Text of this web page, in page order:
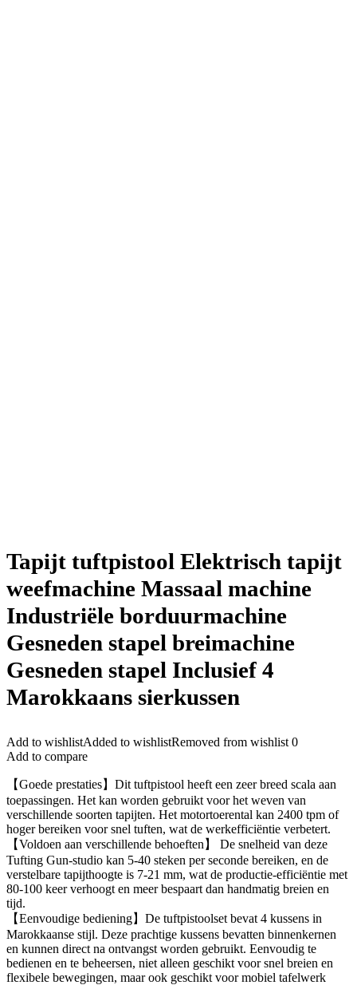
Tapijt tuftpistool Elektrisch tapijt
weefmachine Massaal machine
Industriële borduurmachine
Gesneden stapel breimachine
Gesneden stapel Inclusief 4
Marokkaans sierkussen
Add to wishlistAdded to wishlistRemoved from wishlist 0
Add to compare
【Goede prestaties】Dit tuftpistool heeft een zeer breed scala aan
toepassingen. Het kan worden gebruikt voor het weven van
verschillende soorten tapijten. Het motortoerental kan 2400 tpm of
hoger bereiken voor snel tuften, wat de werkefficiëntie verbetert.
【Voldoen aan verschillende behoeften】 De snelheid van deze
Tufting Gun-studio kan 5-40 steken per seconde bereiken, en de
verstelbare tapijthoogte is 7-21 mm, wat de productie-efficiëntie met
80-100 keer verhoogt en meer bespaart dan handmatig breien en
tijd.
【Eenvoudige bediening】De tuftpistoolset bevat 4 kussens in
Marokkaanse stijl. Deze prachtige kussens bevatten binnenkernen
en kunnen direct na ontvangst worden gebruikt. Eenvoudig te
bedienen en te beheersen, niet alleen geschikt voor snel breien en
flexibele bewegingen, maar ook geschikt voor mobiel tafelwerk